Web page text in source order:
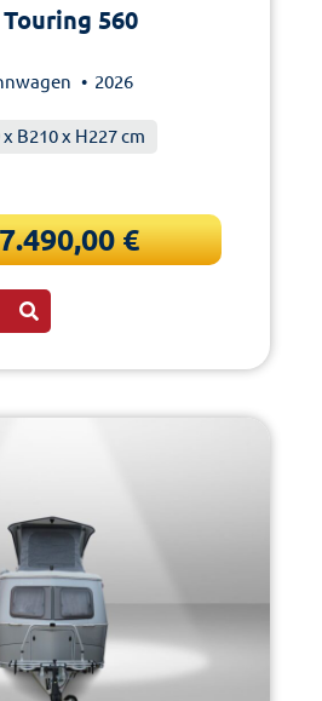
560
• 2026
x B210 x H227 cm
€